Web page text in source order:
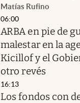
Matías Rufino
06:00
ARBA en pie de
malestar en la
Kicillof y el
otro revés
16:13
Los fondos con